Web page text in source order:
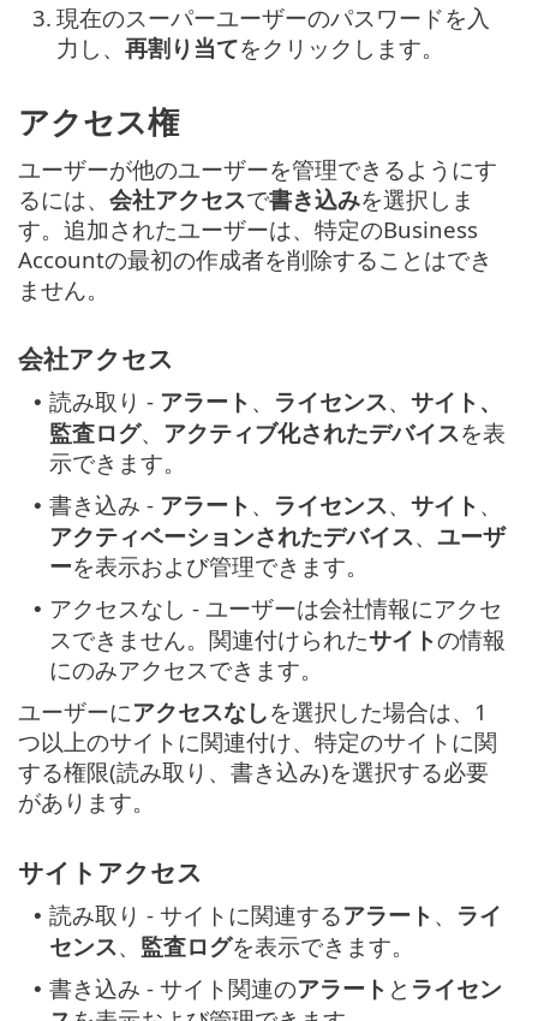
3. 現在のスーパーユーザーのパスワードを入
力し、 再割り当てをクリックします。
アクセス権
ユーザーが他のユーザーを管理できるようにす
るには、 会社アクセスで書き込みを選択しま
す。追加されたユーザーは、特定のBusiness
Accountの最初の作成者を削除することはでき
ません。
会社アクセス
• 読み取り - アラート 、 ライセンス、 サイト、
監査ログ、 アクティブ化されたデバイスを表
示できます。
• 書き込み - アラート 、 ライセンス、 サイト 、
アクティベーションされたデバイス、 ユーザ
ーを表示および管理できます。
• アクセスなし - ユーザーは会社情報にアクセ
スできません。関連付けられたサイトの情報
にのみアクセスできます。
ユーザーにアクセスなしを選択した場合は、1
つ以上のサイトに関連付け、特定のサイトに関
する権限(読み取り、書き込み)を選択する必要
があります。
サイトアクセス
• 読み取り - サイトに関連するアラート 、 ライ
センス、 監査ログを表示できます。
• 書き込み - サイト関連のアラート と ライセン